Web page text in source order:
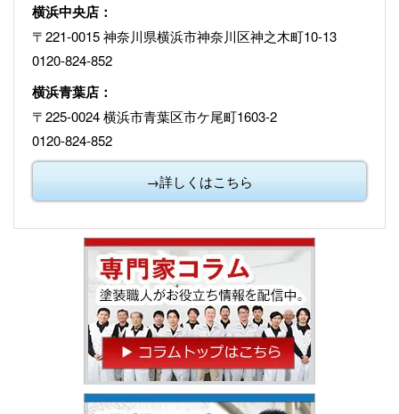
横浜中央店：
〒221-0015 神奈川県横浜市神奈川区神之木町10-13
0120-824-852
横浜青葉店：
〒225-0024 横浜市青葉区市ケ尾町1603-2
0120-824-852
→詳しくはこちら